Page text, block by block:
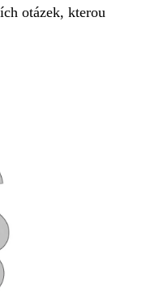
otázek, kterou